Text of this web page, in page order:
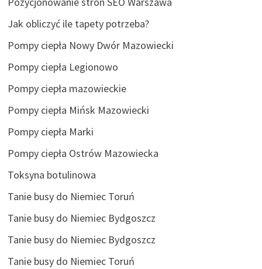
Jak obliczyć ile tapety potrzeba?
Pompy ciepła Nowy Dwór Mazowiecki
Pompy ciepła Legionowo
Pompy ciepła mazowieckie
Pompy ciepła Mińsk Mazowiecki
Pompy ciepła Marki
Pompy ciepła Ostrów Mazowiecka
Toksyna botulinowa
Tanie busy do Niemiec Toruń
Tanie busy do Niemiec Bydgoszcz
Tanie busy do Niemiec Bydgoszcz
Tanie busy do Niemiec Toruń